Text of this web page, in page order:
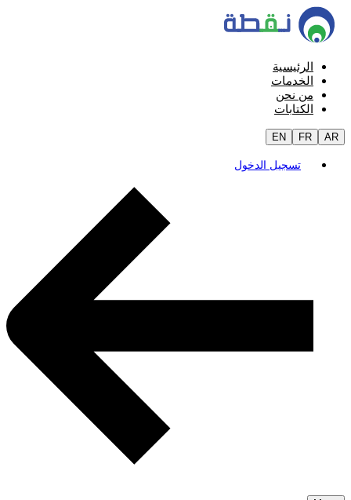
الرئيسية
الخدمات
من نحن
الكتابات
EN FR AR
تسجيل الدخول